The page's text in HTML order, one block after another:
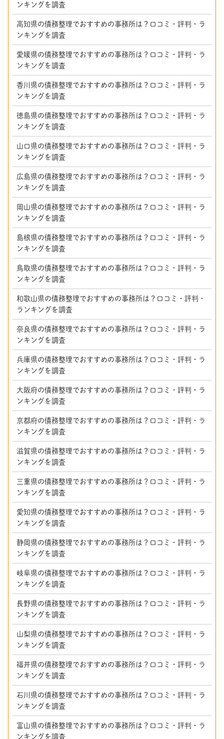
ンキングを調査
高知県の債務整理でおすすめの事務所は？口コミ・評判・ラ
ンキングを調査
愛媛県の債務整理でおすすめの事務所は？口コミ・評判・ラ
ンキングを調査
香川県の債務整理でおすすめの事務所は？口コミ・評判・ラ
ンキングを調査
徳島県の債務整理でおすすめの事務所は？口コミ・評判・ラ
ンキングを調査
山口県の債務整理でおすすめの事務所は？口コミ・評判・ラ
ンキングを調査
広島県の債務整理でおすすめの事務所は？口コミ・評判・ラ
ンキングを調査
岡山県の債務整理でおすすめの事務所は？口コミ・評判・ラ
ンキングを調査
島根県の債務整理でおすすめの事務所は？口コミ・評判・ラ
ンキングを調査
鳥取県の債務整理でおすすめの事務所は？口コミ・評判・ラ
ンキングを調査
和歌山県の債務整理でおすすめの事務所は？口コミ・評判・
ランキングを調査
奈良県の債務整理でおすすめの事務所は？口コミ・評判・ラ
ンキングを調査
兵庫県の債務整理でおすすめの事務所は？口コミ・評判・ラ
ンキングを調査
大阪府の債務整理でおすすめの事務所は？口コミ・評判・ラ
ンキングを調査
京都府の債務整理でおすすめの事務所は？口コミ・評判・ラ
ンキングを調査
滋賀県の債務整理でおすすめの事務所は？口コミ・評判・ラ
ンキングを調査
三重県の債務整理でおすすめの事務所は？口コミ・評判・ラ
ンキングを調査
愛知県の債務整理でおすすめの事務所は？口コミ・評判・ラ
ンキングを調査
静岡県の債務整理でおすすめの事務所は？口コミ・評判・ラ
ンキングを調査
岐阜県の債務整理でおすすめの事務所は？口コミ・評判・ラ
ンキングを調査
長野県の債務整理でおすすめの事務所は？口コミ・評判・ラ
ンキングを調査
山梨県の債務整理でおすすめの事務所は？口コミ・評判・ラ
ンキングを調査
福井県の債務整理でおすすめの事務所は？口コミ・評判・ラ
ンキングを調査
石川県の債務整理でおすすめの事務所は？口コミ・評判・ラ
ンキングを調査
富山県の債務整理でおすすめの事務所は？口コミ・評判・ラ
ンキングを調査